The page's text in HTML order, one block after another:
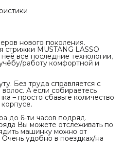
нового поколения.
стрижки MUSTANG LASSO
все последние технологии,
работу комфортной и
Без труда справляется с
А если собираетесь
– просто сбавьте количество
до 6-ти часов подряд.
Вы можете отслеживать по
машинку можно от
удобно в поездках/на